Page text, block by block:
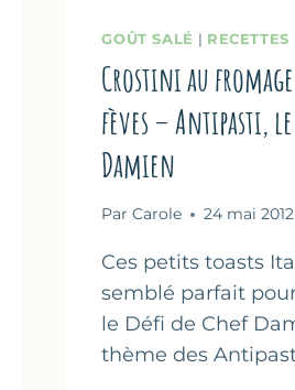
GOÛT SALÉ | RECETTES
Crostini au
fèves – Antipasti,
Damien
Par Carole 24 mai 2012
Ces petits toasts
semblé parfait
le Défi de Chef
thème des